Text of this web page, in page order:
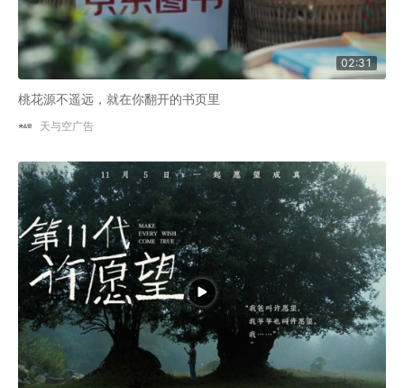
02:31
桃花源不遥远，就在你翻开的书页里
天与空广告